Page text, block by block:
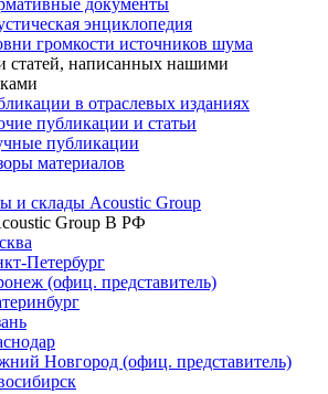
документы
энциклопедия
громкости источников шума
статей, написанных нашими
в отраслевых изданиях
публикации и статьи
публикации
материалов
и склады Acoustic Group
Group В РФ
Петербург
(офиц. представитель)
Новгород (офиц. представитель)